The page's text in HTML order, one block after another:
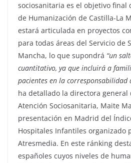
sociosanitaria es el objetivo final
de Humanización de Castilla-La
estará articulada en proyectos
para todas áreas del Servicio de
Mancha, lo que supondrá “un
cuantitativo, ya que incluirá a
pacientes en la corresponsabilidad
ha detallado la directora general
Atención Sociosanitaria, Maite
presentación en Madrid del
Hospitales Infantiles organizado
Atresmedia. En este ránking
españoles cuyos niveles de